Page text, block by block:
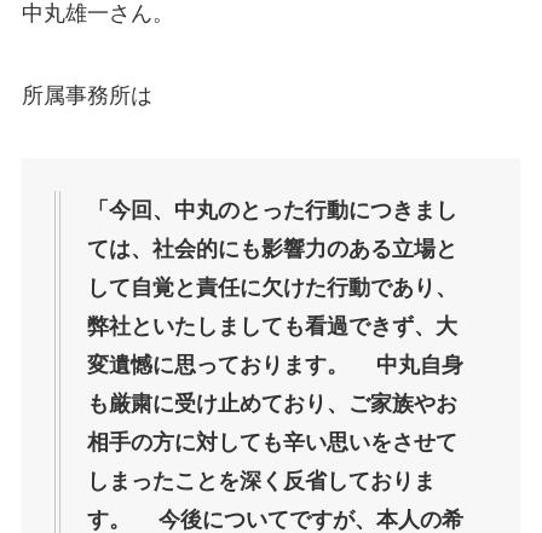
中丸雄一さん。
所属事務所は
「今回、中丸のとった行動につきまし
ては、社会的にも影響力のある立場と
して自覚と責任に欠けた行動であり、
弊社といたしましても看過できず、大
変遺憾に思っております。 中丸自身
も厳粛に受け止めており、ご家族やお
相手の方に対しても辛い思いをさせて
しまったことを深く反省しておりま
す。 今後についてですが、本人の希